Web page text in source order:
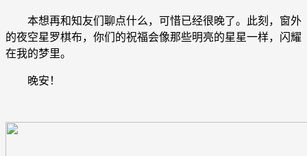
本想再和知友们聊点什么，可惜已经很晚了。此刻，窗外
的夜空星罗棋布，你们的祝福会像那些明亮的星星一样，闪耀
在我的梦里。
晚安！